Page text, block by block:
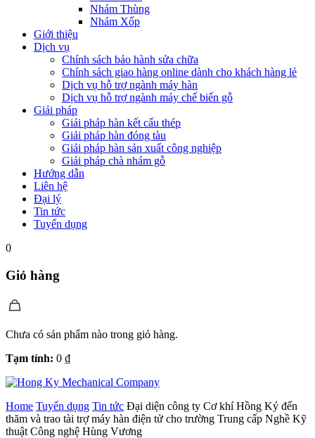
Nhám Thùng
Nhám Xốp
Giới thiệu
Dịch vụ
Chính sách bảo hành sửa chữa
Chính sách giao hàng online dành cho khách hàng lẻ
Dịch vụ hỗ trợ ngành máy hàn
Dịch vụ hỗ trợ ngành máy chế biến gỗ
Giải pháp
Giải pháp hàn kết cấu thép
Giải pháp hàn đóng tàu
Giải pháp hàn sản xuất công nghiệp
Giải pháp chà nhám gỗ
Hướng dẫn
Liên hệ
Đại lý
Tin tức
Tuyển dụng
0
Giỏ hàng
Chưa có sản phẩm nào trong giỏ hàng.
Tạm tính: 0 ₫
Home Tuyển dụng Tin tức Đại diện công ty Cơ khí Hồng Ký đến
thăm và trao tài trợ máy hàn điện tử cho trường Trung cấp Nghề Kỹ
thuật Công nghệ Hùng Vương